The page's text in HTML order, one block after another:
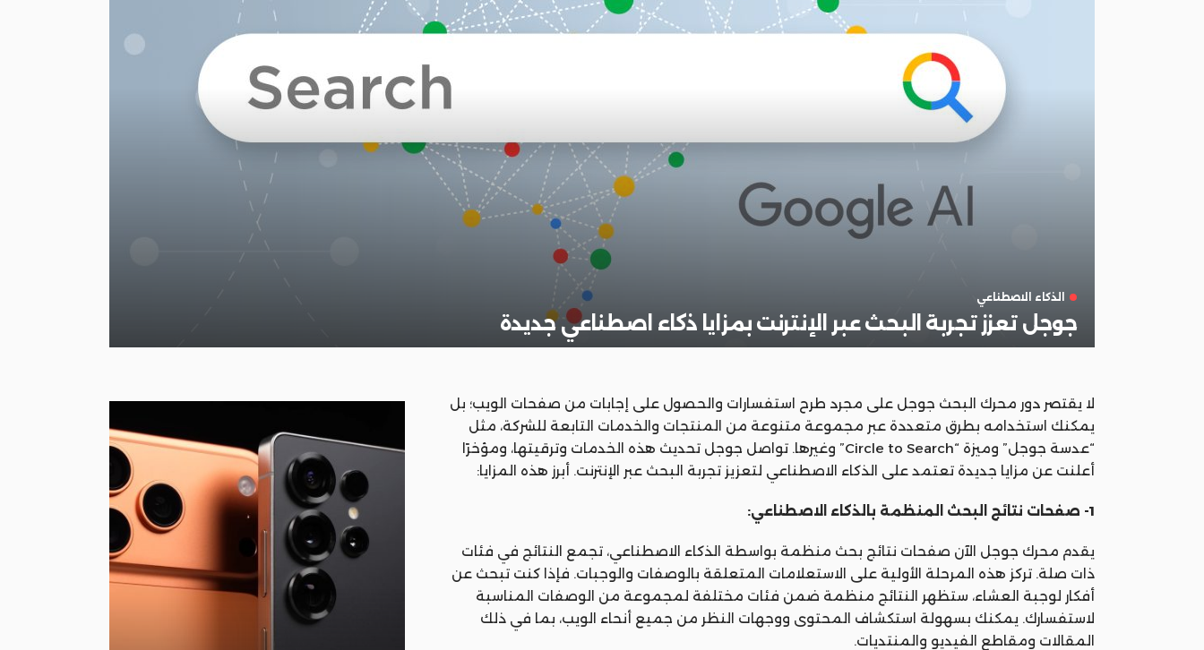
الذكاء الاصطناعي
جوجل تعزز تجربة البحث عبر الإنترنت بمزايا ذكاء اصطناعي جديدة
لا يقتصر دور محرك البحث جوجل على مجرد طرح استفسارات والحصول على إجابات من صفحات الويب؛ بل
يمكنك استخدامه بطرق متعددة عبر مجموعة متنوعة من المنتجات والخدمات التابعة للشركة، مثل
“عدسة جوجل” وميزة “Circle to Search” وغيرها. تواصل جوجل تحديث هذه الخدمات وترقيتها، ومؤخرًا
أعلنت عن مزايا جديدة تعتمد على الذكاء الاصطناعي لتعزيز تجربة البحث عبر الإنترنت. أبرز هذه المزايا:
1- صفحات نتائج البحث المنظمة بالذكاء الاصطناعي:
يقدم محرك جوجل الآن صفحات نتائج بحث منظمة بواسطة الذكاء الاصطناعي، تجمع النتائج في فئات
ذات صلة. تركز هذه المرحلة الأولية على الاستعلامات المتعلقة بالوصفات والوجبات. فإذا كنت تبحث عن
أفكار لوجبة العشاء، ستظهر النتائج منظمة ضمن فئات مختلفة لمجموعة من الوصفات المناسبة
لاستفسارك. يمكنك بسهولة استكشاف المحتوى ووجهات النظر من جميع أنحاء الويب، بما في ذلك
المقالات ومقاطع الفيديو والمنتديات.